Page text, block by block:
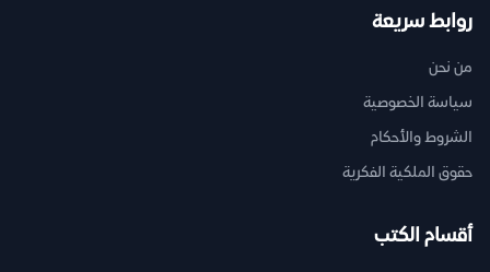
روابط سريعة
من نحن
سياسة الخصوصية
الشروط والأحكام
حقوق الملكية الفكرية
أقسام الكتب